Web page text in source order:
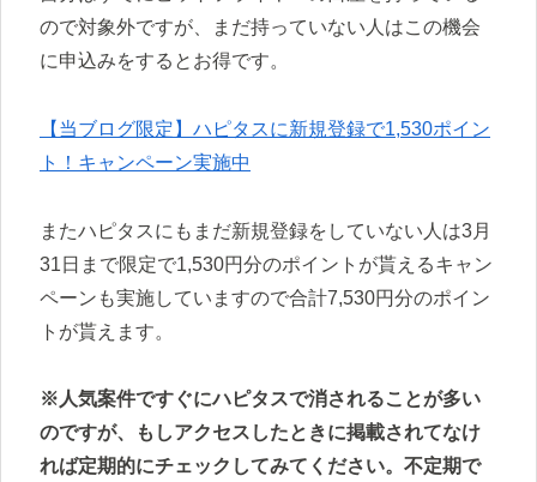
ので対象外ですが、まだ持っていない人はこの機会
に申込みをするとお得です。
【当ブログ限定】ハピタスに新規登録で1,530ポイン
ト！キャンペーン実施中
またハピタスにもまだ新規登録をしていない人は3月
31日まで限定で1,530円分のポイントが貰えるキャン
ペーンも実施していますので合計7,530円分のポイン
トが貰えます。
※人気案件ですぐにハピタスで消されることが多い
のですが、もしアクセスしたときに掲載されてなけ
れば定期的にチェックしてみてください。不定期で